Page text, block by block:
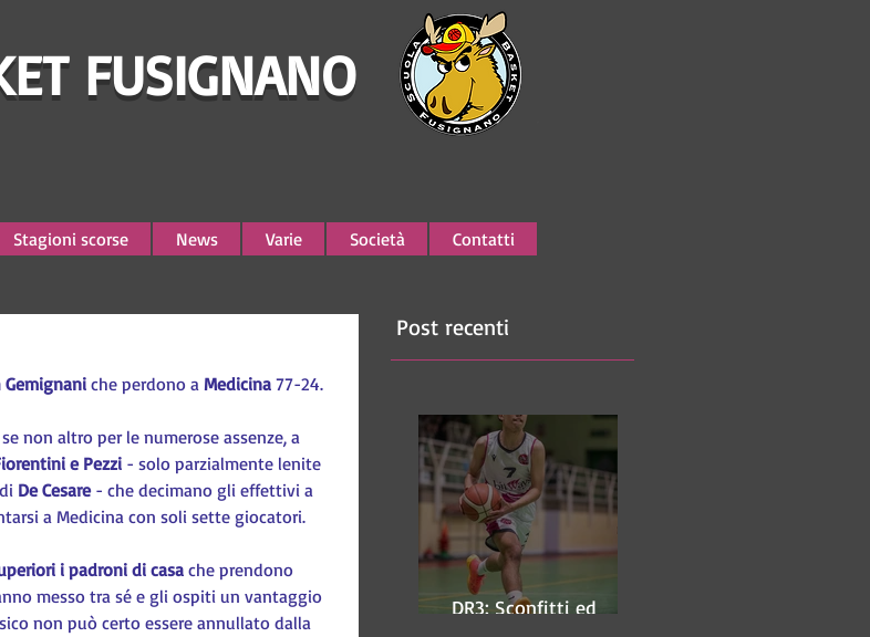
FUSIGNANO
Stagioni scorse News Varie Società Contatti
Gemignani che perdono a Medicina 77-24.
non altro per le numerose assenze, a
e Pezzi - solo parzialmente lenite
De Cesare - che decimano gli effettivi a
a Medicina con soli sette giocatori.
i padroni di casa che prendono
messo tra sé e gli ospiti un vantaggio
non può certo essere annullato dalla
Post recenti
DR3: Sconfitti ed